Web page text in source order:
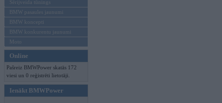
Sērijveida tūnings
BMW pasaules jaunumi
BMW koncepti
BMW konkurentu jaunumi
Moto
Online
Pašreiz BMWPower skatās 172
viesi un 0 reģistrēti lietotāji.
Ienākt BMWPower